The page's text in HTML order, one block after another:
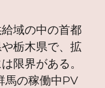
域の中の首都
栃木県で、拡
限界がある。
馬の稼働中PV